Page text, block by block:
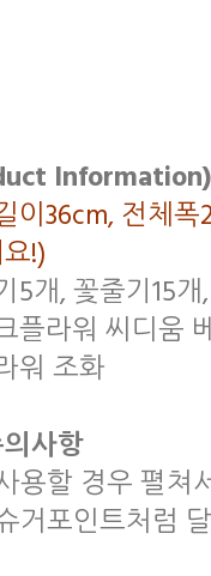
Information)
이36cm, 전체
!)
5개, 꽃줄기15
플라워 씨디움
워 조화
사항
용할 경우 펼쳐
거포인트처럼